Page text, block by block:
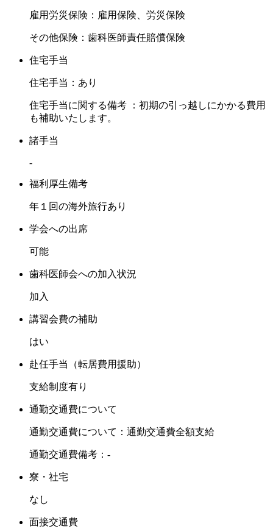
雇用労災保険：雇用保険、労災保険
その他保険：歯科医師責任賠償保険
住宅手当
住宅手当：あり
住宅手当に関する備考 ：初期の引っ越しにかかる費用
も補助いたします。
諸手当
-
福利厚生備考
年１回の海外旅行あり
学会への出席
可能
歯科医師会への加入状況
加入
講習会費の補助
はい
赴任手当（転居費用援助）
支給制度有り
通勤交通費について
通勤交通費について：通勤交通費全額支給
通勤交通費備考：-
寮・社宅
なし
面接交通費